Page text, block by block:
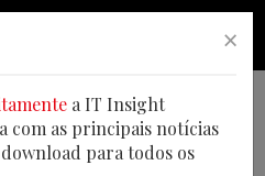
×
a IT Insight
com as principais notícias
para todos os